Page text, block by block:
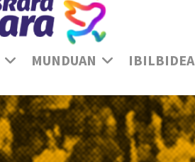
MUNDUAN IBILBIDEA